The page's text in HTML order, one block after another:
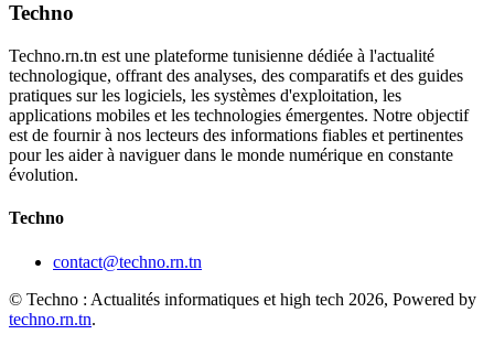
Techno
Techno.rn.tn est une plateforme tunisienne dédiée à l'actualité
technologique, offrant des analyses, des comparatifs et des guides
pratiques sur les logiciels, les systèmes d'exploitation, les
applications mobiles et les technologies émergentes. Notre objectif
est de fournir à nos lecteurs des informations fiables et pertinentes
pour les aider à naviguer dans le monde numérique en constante
évolution.
Techno
contact@techno.rn.tn
© Techno : Actualités informatiques et high tech 2026, Powered by
techno.rn.tn.